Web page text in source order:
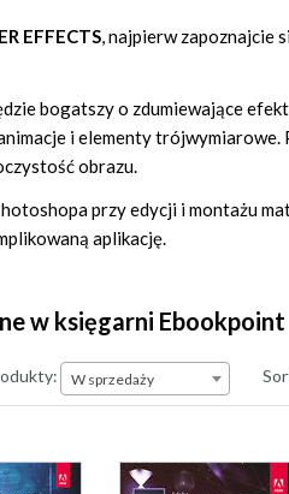
EFFECTS, najpierw zapoznajcie
bogatszy o zdumiewające
i elementy
obrazu.
przy edycji i montażu
aplikację.
w księgarni Ebookpoint
W sprzedaży